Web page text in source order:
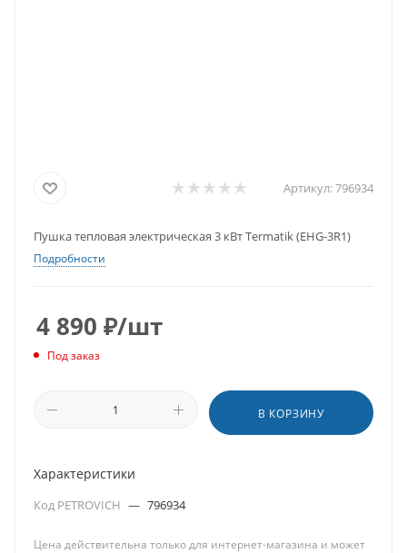
Артикул:796934
Пушка тепловая электрическая 3 кВт Termatik (EHG-3R1)
Подробности
4 890 ₽/шт
Под заказ
В КОРЗИНУ
Характеристики
Код PETROVICH — 796934
Цена действительна только для интернет-магазина и может